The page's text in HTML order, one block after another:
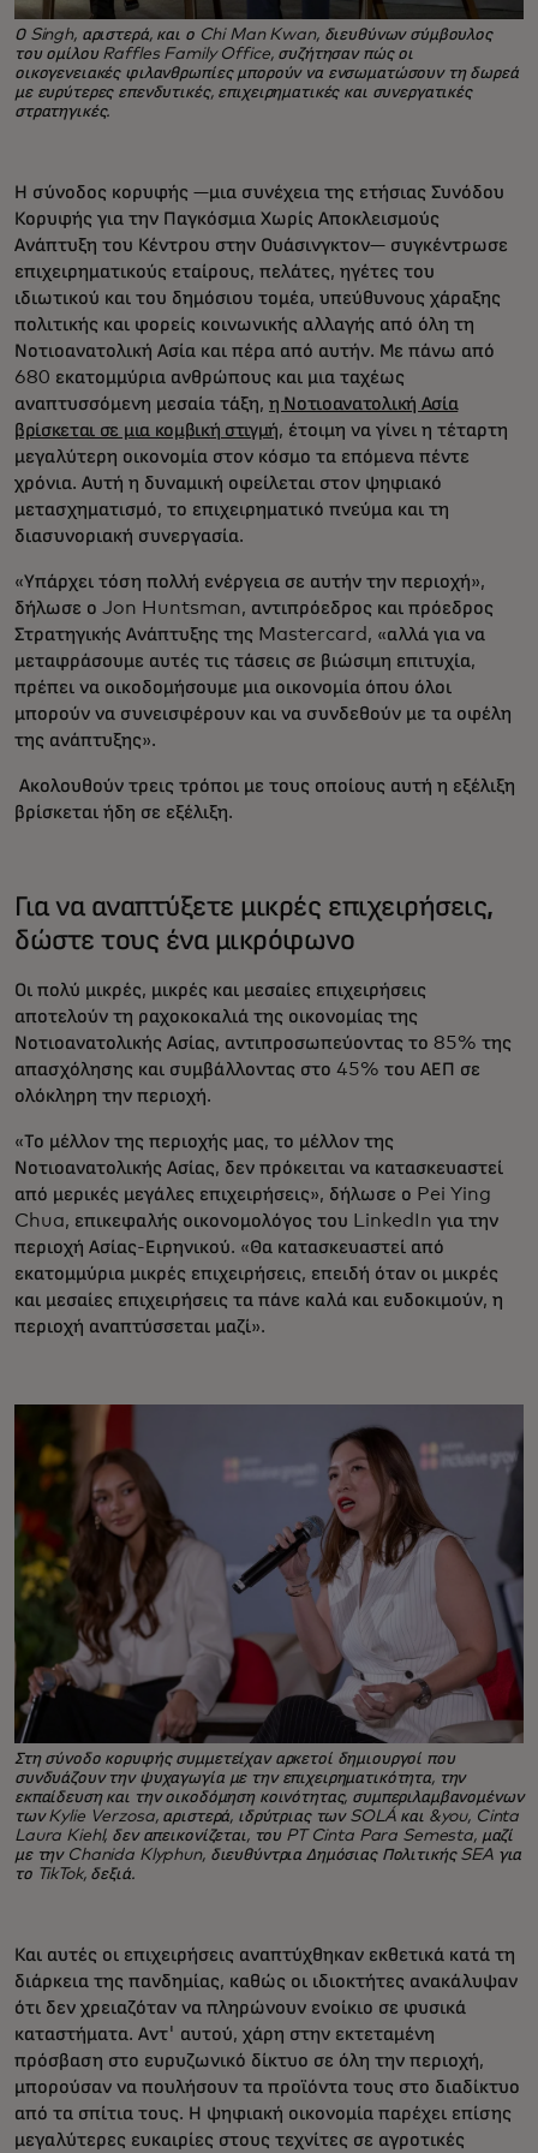
Ο Singh, αριστερά, και ο Chi Man Kwan, διευθύνων σύμβουλος
του ομίλου Raffles Family Office, συζήτησαν πώς οι
οικογενειακές φιλανθρωπίες μπορούν να ενσωματώσουν τη δωρεά
με ευρύτερες επενδυτικές, επιχειρηματικές και συνεργατικές
στρατηγικές.
Η σύνοδος κορυφής —μια συνέχεια της ετήσιας Συνόδου
Κορυφής για την Παγκόσμια Χωρίς Αποκλεισμούς
Ανάπτυξη του Κέντρου στην Ουάσινγκτον— συγκέντρωσε
επιχειρηματικούς εταίρους, πελάτες, ηγέτες του
ιδιωτικού και του δημόσιου τομέα, υπεύθυνους χάραξης
πολιτικής και φορείς κοινωνικής αλλαγής από όλη τη
Νοτιοανατολική Ασία και πέρα από αυτήν. Με πάνω από
680 εκατομμύρια ανθρώπους και μια ταχέως
αναπτυσσόμενη μεσαία τάξη, η Νοτιοανατολική Ασία
βρίσκεται σε μια κομβική στιγμή, έτοιμη να γίνει η τέταρτη
μεγαλύτερη οικονομία στον κόσμο τα επόμενα πέντε
χρόνια. Αυτή η δυναμική οφείλεται στον ψηφιακό
μετασχηματισμό, το επιχειρηματικό πνεύμα και τη
διασυνοριακή συνεργασία.
«Υπάρχει τόση πολλή ενέργεια σε αυτήν την περιοχή»,
δήλωσε ο Jon Huntsman, αντιπρόεδρος και πρόεδρος
Στρατηγικής Ανάπτυξης της Mastercard, «αλλά για να
μεταφράσουμε αυτές τις τάσεις σε βιώσιμη επιτυχία,
πρέπει να οικοδομήσουμε μια οικονομία όπου όλοι
μπορούν να συνεισφέρουν και να συνδεθούν με τα οφέλη
της ανάπτυξης».
Ακολουθούν τρεις τρόποι με τους οποίους αυτή η εξέλιξη
βρίσκεται ήδη σε εξέλιξη.
Για να αναπτύξετε μικρές επιχειρήσεις,
δώστε τους ένα μικρόφωνο
Οι πολύ μικρές, μικρές και μεσαίες επιχειρήσεις
αποτελούν τη ραχοκοκαλιά της οικονομίας της
Νοτιοανατολικής Ασίας, αντιπροσωπεύοντας το 85% της
απασχόλησης και συμβάλλοντας στο 45% του ΑΕΠ σε
ολόκληρη την περιοχή.
«Το μέλλον της περιοχής μας, το μέλλον της
Νοτιοανατολικής Ασίας, δεν πρόκειται να κατασκευαστεί
από μερικές μεγάλες επιχειρήσεις», δήλωσε ο Pei Ying
Chua, επικεφαλής οικονομολόγος του LinkedIn για την
περιοχή Ασίας-Ειρηνικού. «Θα κατασκευαστεί από
εκατομμύρια μικρές επιχειρήσεις, επειδή όταν οι μικρές
και μεσαίες επιχειρήσεις τα πάνε καλά και ευδοκιμούν, η
περιοχή αναπτύσσεται μαζί».
Στη σύνοδο κορυφής συμμετείχαν αρκετοί δημιουργοί που
συνδυάζουν την ψυχαγωγία με την επιχειρηματικότητα, την
εκπαίδευση και την οικοδόμηση κοινότητας, συμπεριλαμβανομένων
των Kylie Verzosa, αριστερά, ιδρύτριας των SOLÁ και &you, Cinta
Laura Kiehl, δεν απεικονίζεται, του PT Cinta Para Semesta, μαζί
με την Chanida Klyphun, διευθύντρια Δημόσιας Πολιτικής SEA για
το TikTok, δεξιά.
Και αυτές οι επιχειρήσεις αναπτύχθηκαν εκθετικά κατά τη
διάρκεια της πανδημίας, καθώς οι ιδιοκτήτες ανακάλυψαν
ότι δεν χρειαζόταν να πληρώνουν ενοίκιο σε φυσικά
καταστήματα. Αντ' αυτού, χάρη στην εκτεταμένη
πρόσβαση στο ευρυζωνικό δίκτυο σε όλη την περιοχή,
μπορούσαν να πουλήσουν τα προϊόντα τους στο διαδίκτυο
από τα σπίτια τους. Η ψηφιακή οικονομία παρέχει επίσης
μεγαλύτερες ευκαιρίες στους τεχνίτες σε αγροτικές